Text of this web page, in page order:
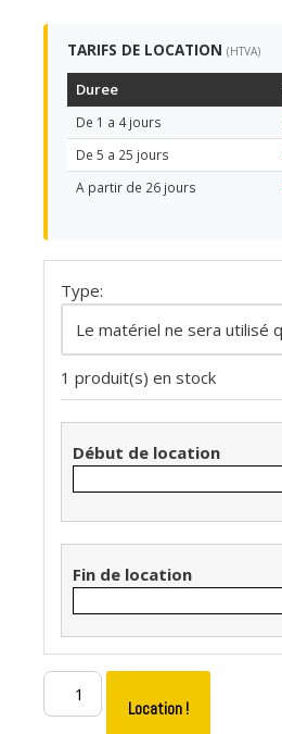
TARIFS DE LOCATION (HTVA)
Duree
De 1 a 4 jours
De 5 a 25 jours
A partir de 26 jours
Type:
1 produit(s) en stock
Début de location
Fin de location
Location !